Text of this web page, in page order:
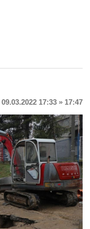
09.03.2022 17:33 » 17:47